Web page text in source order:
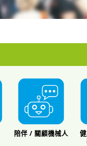
陪伴 / 關顧機械人